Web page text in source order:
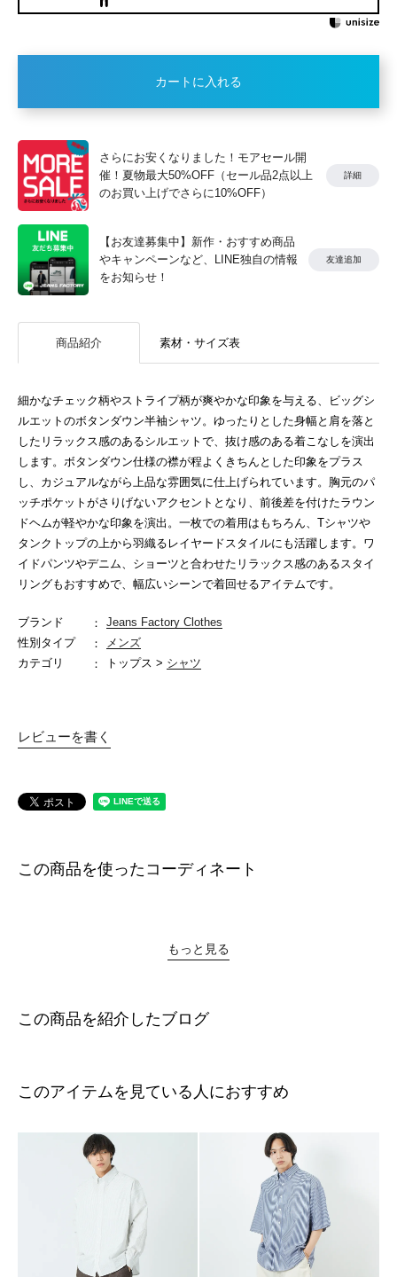
カートに入れる
さらにお安くなりました！モアセール開
催！夏物最大50%OFF（セール品2点以上
のお買い上げでさらに10%OFF）
詳細
【お友達募集中】新作・おすすめ商品
やキャンペーンなど、LINE独自の情報
をお知らせ！
友達追加
商品紹介 素材・サイズ表
細かなチェック柄やストライプ柄が爽やかな印象を与える、ビッグシ
ルエットのボタンダウン半袖シャツ。ゆったりとした身幅と肩を落と
したリラックス感のあるシルエットで、抜け感のある着こなしを演出
します。ボタンダウン仕様の襟が程よくきちんとした印象をプラス
し、カジュアルながら上品な雰囲気に仕上げられています。胸元のパ
ッチポケットがさりげないアクセントとなり、前後差を付けたラウン
ドヘムが軽やかな印象を演出。一枚での着用はもちろん、Tシャツや
タンクトップの上から羽織るレイヤードスタイルにも活躍します。ワ
イドパンツやデニム、ショーツと合わせたリラックス感のあるスタイ
リングもおすすめで、幅広いシーンで着回せるアイテムです。
ブランド
Jeans Factory Clothes
性別タイプ
メンズ
カテゴリ
トップス > シャツ
レビューを書く
この商品を使ったコーディネート
もっと見る
この商品を紹介したブログ
このアイテムを見ている人におすすめ